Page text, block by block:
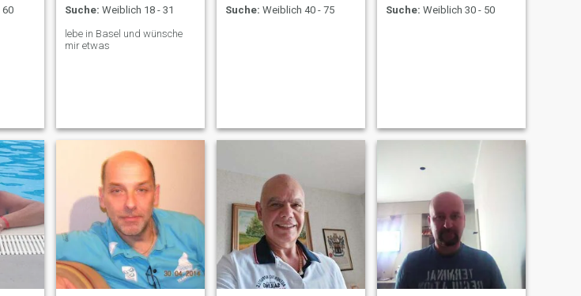
60
Suche: Weiblich 18 - 31
lebe in Basel und wünsche
mir etwas
Suche: Weiblich 40 - 75
Suche: Weiblich 30 - 50